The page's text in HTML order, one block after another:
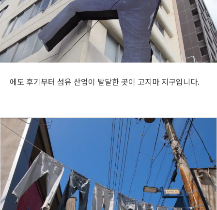
목적지
여행 정보
에도 후기부터 섬유 산업이 발달한 곳이 고지마 지구입니다.